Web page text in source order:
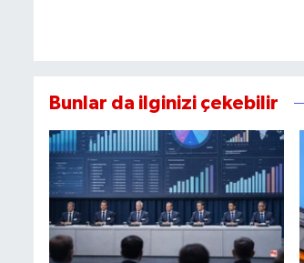
Bunlar da ilginizi çekebilir